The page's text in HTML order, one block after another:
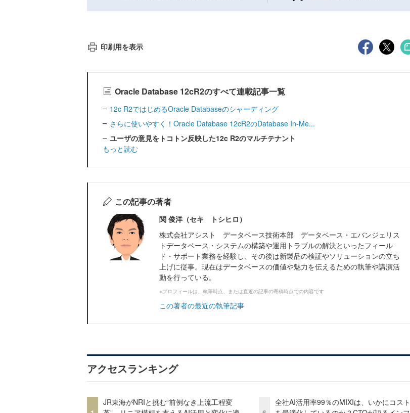
印刷用を表示
Oracle Database 12cR2のすべて連載記事一覧
12c R2ではじめるOracle Databaseのシャーディング
さらに使いやすく！Oracle Database 12cR2のDatabase In-Me...
ユーザの意見をトコトン反映した12c R2のマルチテナント
もっと読む
この記事の著者
関 俊洋（セキ トシヒロ）
株式会社アシスト データベース技術本部 データベース・エバンジェリス
トデータベース・システムの構築や運用トラブルの解決といったフィール
ド・サポート業務を経験し、その後は新製品の検証やソリューションの立ち
上げに従事。現在はデータベースの価値や魅力を伝えるための執筆や講演活
動を行っている。
※プロフィールは、執筆時点、または直近の記事の寄稿時点での内容です
この著者の最近の執筆記事
アクセスランキング
JR東海がNRIと挑む“前例なき上流工程変
全社AI活用率99％のMIXIは、いかにコスト